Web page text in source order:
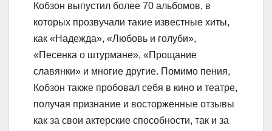
Кобзон выпустил более 70 альбомов, в
которых прозвучали такие известные хиты,
как «Надежда», «Любовь и голуби»,
«Песенка о штурмане», «Прощание
славянки» и многие другие. Помимо пения,
Кобзон также пробовал себя в кино и театре,
получая признание и восторженные отзывы
как за свои актерские способности, так и за